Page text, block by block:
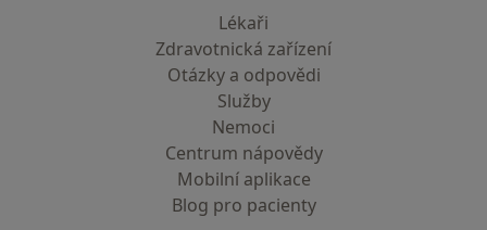
Lékaři
Zdravotnická zařízení
Otázky a odpovědi
Služby
Nemoci
Centrum nápovědy
Mobilní aplikace
Blog pro pacienty